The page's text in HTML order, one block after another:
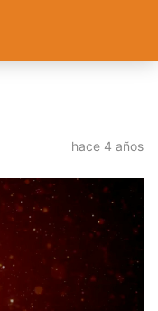
hace 4 años